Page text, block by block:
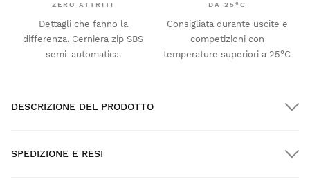
ZERO ATTRITI
Dettagli che fanno la
differenza. Cerniera zip SBS
semi-automatica.
DA 25°C
Consigliata durante uscite e
competizioni con
temperature superiori a 25°C
DESCRIZIONE DEL PRODOTTO
SPEDIZIONE E RESI